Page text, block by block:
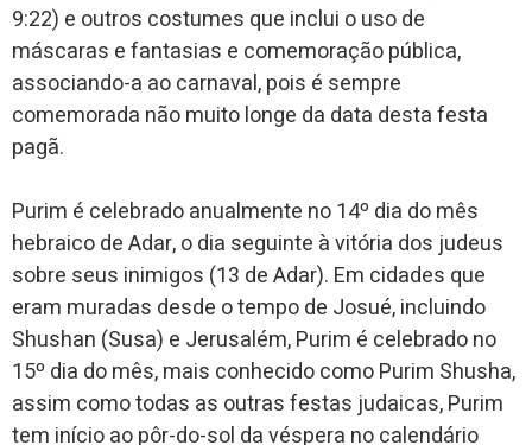
9:22) e outros costumes que inclui o uso de
máscaras e fantasias e comemoração pública,
associando-a ao carnaval, pois é sempre
comemorada não muito longe da data desta festa
pagã.
Purim é celebrado anualmente no 14º dia do mês
hebraico de Adar, o dia seguinte à vitória dos judeus
sobre seus inimigos (13 de Adar). Em cidades que
eram muradas desde o tempo de Josué, incluindo
Shushan (Susa) e Jerusalém, Purim é celebrado no
15º dia do mês, mais conhecido como Purim Shusha,
assim como todas as outras festas judaicas, Purim
tem início ao pôr-do-sol da véspera no calendário